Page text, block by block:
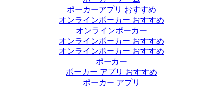
ポーカーアプリ おすすめ
オンラインポーカー おすすめ
オンラインポーカー
オンラインポーカー おすすめ
オンラインポーカー おすすめ
ポーカー
ポーカー アプリ おすすめ
ポーカー アプリ